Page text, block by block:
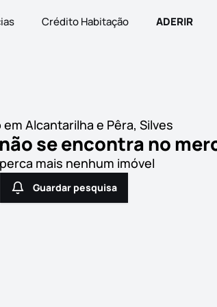
Crédito Habitação ADERIR
Alcantarilha e Pêra, Silves
se encontra no
mais nenhum imóvel
Guardar pesquisa
Guardar pesquisa